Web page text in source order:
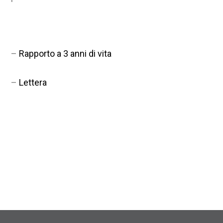
– Rapporto a 3 anni di vita
– Lettera